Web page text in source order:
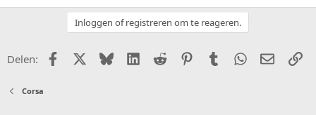
Inloggen of registreren om te reageren.
Delen: FacebookX (Twitter)
BlueskyLinkedIn
Reddit PinterestTumblr WhatsApp
E-mail
Corsa